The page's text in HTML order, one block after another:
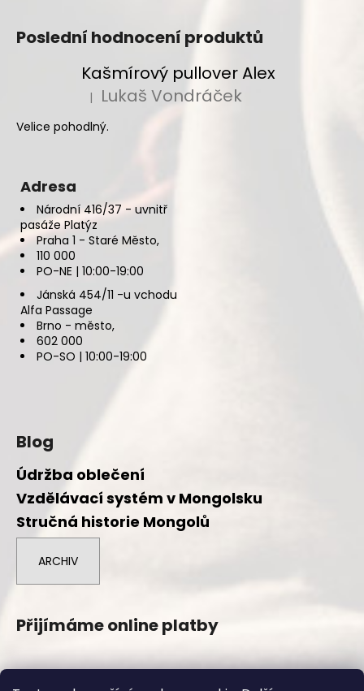
Poslední hodnocení produktů
Kašmírový pullover Alex
Hodnocení produktu je 5 z 5 hvězdiček.
| Lukaš Vondráček
Velice pohodlný.
Adresa
Národní 416/37 - uvnitř
pasáže Platýz
Praha 1 - Staré Město,
110 000
PO-NE | 10:00-19:00
Jánská 454/11 -u vchodu
Alfa Passage
Brno - město,
602 000
PO-SO | 10:00-19:00
Blog
Údržba oblečení
Vzdělávací systém v Mongolsku
Stručná historie Mongolů
ARCHIV
Přijímáme online platby